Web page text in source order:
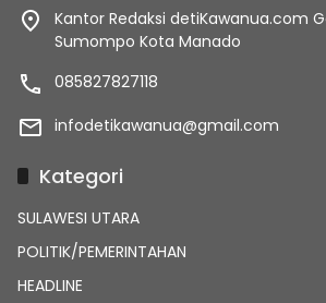
Kantor Redaksi detiKawanua.com
Sumompo Kota Manado
085827827118
infodetikawanua@gmail.com
Kategori
SULAWESI UTARA
POLITIK/PEMERINTAHAN
HEADLINE